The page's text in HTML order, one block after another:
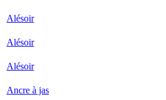
Alésoir
Alésoir
Alésoir
Ancre à jas